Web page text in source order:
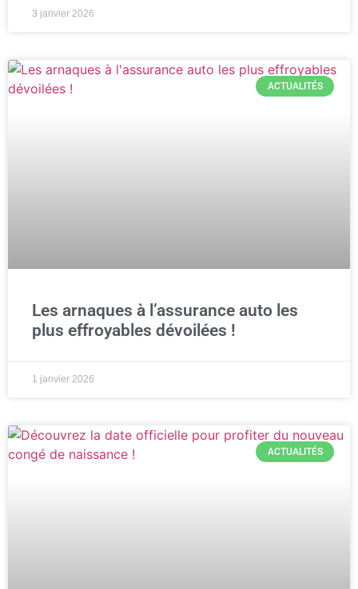
3 janvier 2026
ACTUALITÉS
Les arnaques à l’assurance auto les
plus effroyables dévoilées !
1 janvier 2026
ACTUALITÉS